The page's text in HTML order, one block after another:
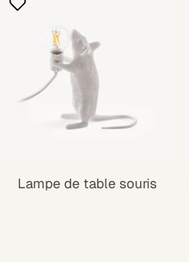
Lampe de table souris